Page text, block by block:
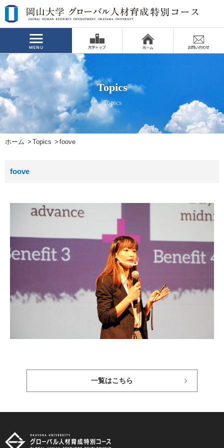
Topics
Topics
ホーム Topics foove
foove
一覧はこちら